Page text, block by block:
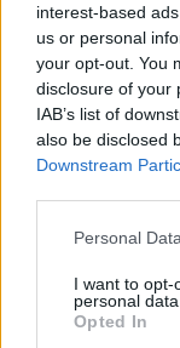
interest-based
us or personal
your opt-out. You
disclosure of your
IAB’s list of
also be disclosed
Downstream
Please note that
not limited to
grant or deny
use your data for
Personal
I want to opt-
personal data.
Opted In
A sonkát ki
használni.
A mogyoróról
Sketchfab-en